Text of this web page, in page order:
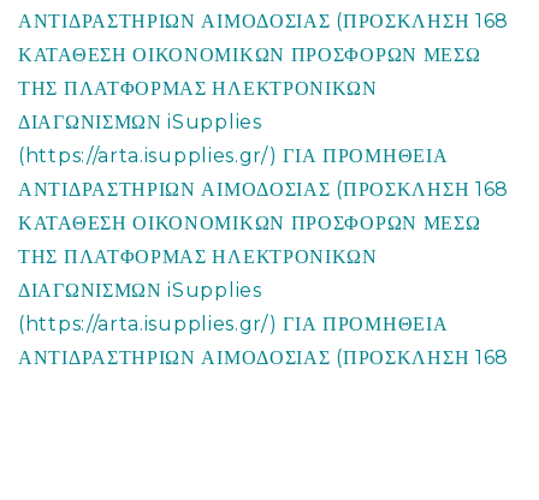
ΑΝΤΙΔΡΑΣΤΗΡΙΩΝ ΑΙΜΟΔΟΣΙΑΣ (ΠΡΟΣΚΛΗΣΗ 168
ΚΑΤΑΘΕΣΗ ΟΙΚΟΝΟΜΙΚΩΝ ΠΡΟΣΦΟΡΩΝ ΜΕΣΩ
ΤΗΣ ΠΛΑΤΦΟΡΜΑΣ ΗΛΕΚΤΡΟΝΙΚΩΝ
ΔΙΑΓΩΝΙΣΜΩΝ iSupplies
(https://arta.isupplies.gr/) ΓΙΑ ΠΡΟΜΗΘΕΙΑ
ΑΝΤΙΔΡΑΣΤΗΡΙΩΝ ΑΙΜΟΔΟΣΙΑΣ (ΠΡΟΣΚΛΗΣΗ 168
ΚΑΤΑΘΕΣΗ ΟΙΚΟΝΟΜΙΚΩΝ ΠΡΟΣΦΟΡΩΝ ΜΕΣΩ
ΤΗΣ ΠΛΑΤΦΟΡΜΑΣ ΗΛΕΚΤΡΟΝΙΚΩΝ
ΔΙΑΓΩΝΙΣΜΩΝ iSupplies
(https://arta.isupplies.gr/) ΓΙΑ ΠΡΟΜΗΘΕΙΑ
ΑΝΤΙΔΡΑΣΤΗΡΙΩΝ ΑΙΜΟΔΟΣΙΑΣ (ΠΡΟΣΚΛΗΣΗ 168